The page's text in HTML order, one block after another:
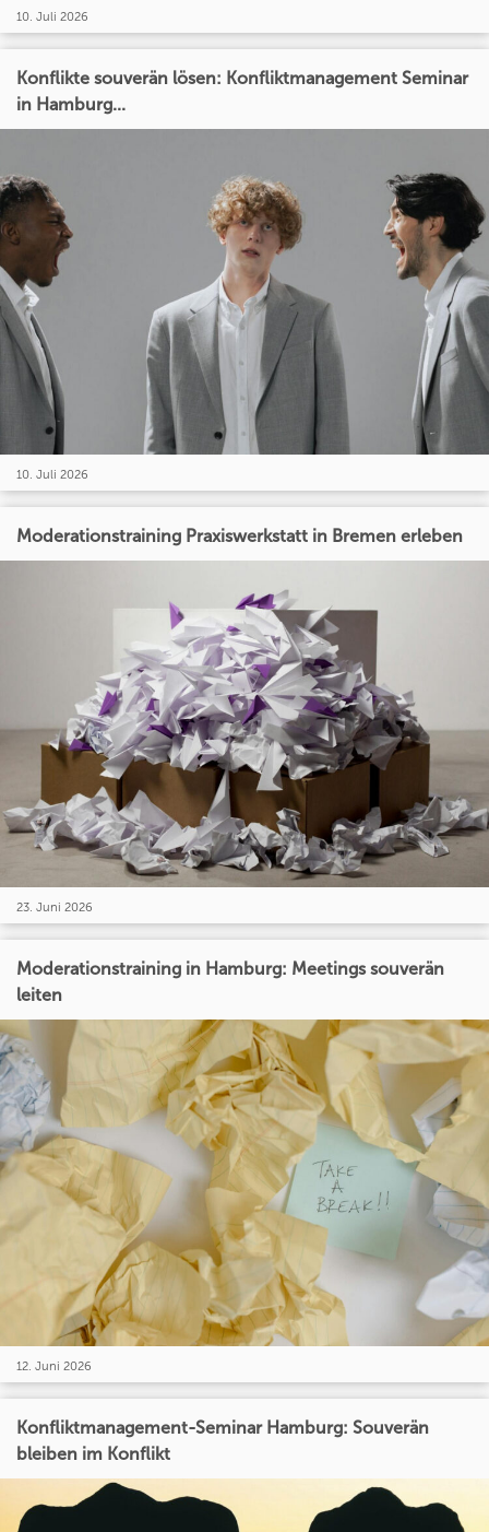
10. Juli 2026
Konflikte souverän lösen: Konfliktmanagement Seminar
in Hamburg...
10. Juli 2026
Moderationstraining Praxiswerkstatt in Bremen erleben
23. Juni 2026
Moderationstraining in Hamburg: Meetings souverän
leiten
12. Juni 2026
Konfliktmanagement-Seminar Hamburg: Souverän
bleiben im Konflikt